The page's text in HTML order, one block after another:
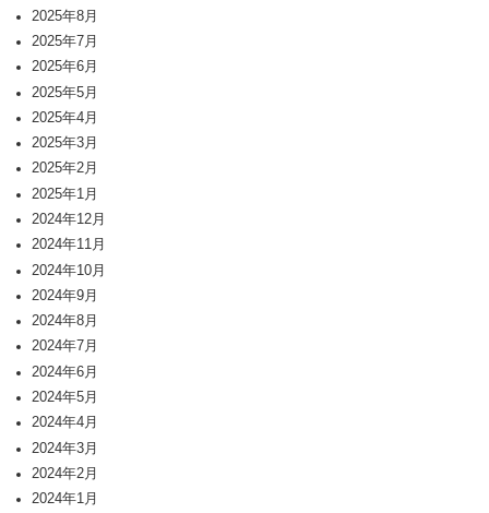
2025年8月
2025年7月
2025年6月
2025年5月
2025年4月
2025年3月
2025年2月
2025年1月
2024年12月
2024年11月
2024年10月
2024年9月
2024年8月
2024年7月
2024年6月
2024年5月
2024年4月
2024年3月
2024年2月
2024年1月